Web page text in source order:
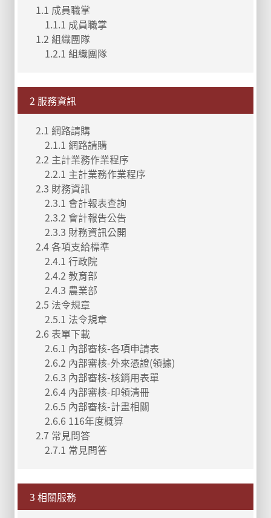
1.1 成員職掌
1.1.1 成員職掌
1.2 組織團隊
1.2.1 組織團隊
2 服務資訊
2.1 網路請購
2.1.1 網路請購
2.2 主計業務作業程序
2.2.1 主計業務作業程序
2.3 財務資訊
2.3.1 會計報表查詢
2.3.2 會計報告公告
2.3.3 財務資訊公開
2.4 各項支給標準
2.4.1 行政院
2.4.2 教育部
2.4.3 農業部
2.5 法令規章
2.5.1 法令規章
2.6 表單下載
2.6.1 內部審核-各項申請表
2.6.2 內部審核-外來憑證(領據)
2.6.3 內部審核-核銷用表單
2.6.4 內部審核-印領清冊
2.6.5 內部審核-計畫相關
2.6.6 116年度概算
2.7 常見問答
2.7.1 常見問答
3 相關服務